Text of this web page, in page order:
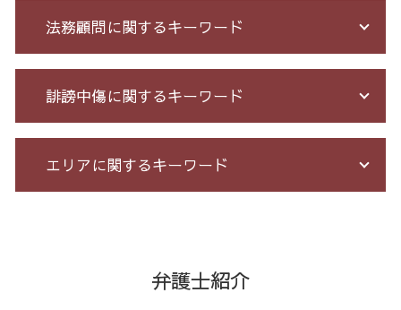
サクラ 詐欺 返金
投資 詐欺
お金 を 騙し 取 られ たら
投資詐欺 回収
銀行 振込 詐欺
サクラ サイト 詐欺
投資セミナー 怪しい
ネット 詐欺 被害
マルチ商法 ネズミ講 違い
過払い 利息
債務整理 相談 流れ
自己破産 期間 免責
個人再生 5年
小規模 個人再生 デメリット
給与所得者 再生
サラ金 過払い
法務顧問に関するキーワード
戦略法務 とは
臨床法務 とは
残業 問題
顧問 弁護士 メリット
有給 取得 トラブル
誹謗中傷に関するキーワード
誹謗中傷 相談
Twitter 誹謗中傷
エリアに関するキーワード
通販 詐欺 全国 相談
弁護士紹介